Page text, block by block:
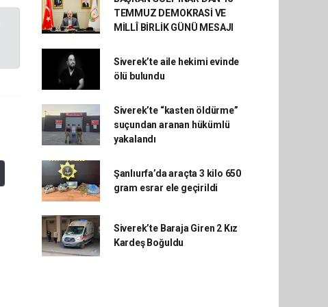
TEMMUZ DEMOKRASİ VE
MİLLÎ BİRLİK GÜNÜ MESAJI
Siverek’te aile hekimi evinde
ölü bulundu
Siverek’te “kasten öldürme”
suçundan aranan hükümlü
yakalandı
Şanlıurfa’da araçta 3 kilo 650
gram esrar ele geçirildi
Siverek’te Baraja Giren 2 Kız
Kardeş Boğuldu